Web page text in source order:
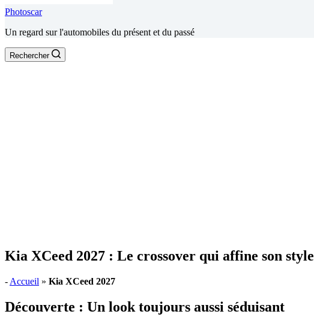
Photoscar
Un regard sur l'automobiles du présent et du passé
Rechercher
Kia XCeed 2027 : Le crossover qui affine son style
- Accueil » Kia XCeed 2027
Découverte : Un look toujours aussi séduisant